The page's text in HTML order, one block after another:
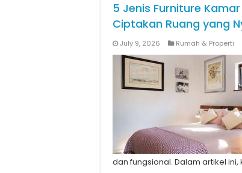
5 Jenis Furniture
Ciptakan Ruang yang
July 9, 2026 Rumah & Properti
dan fungsional. Dalam artikel